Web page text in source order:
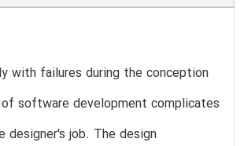
with failures during the conception
software development complicates
designer's job. The design